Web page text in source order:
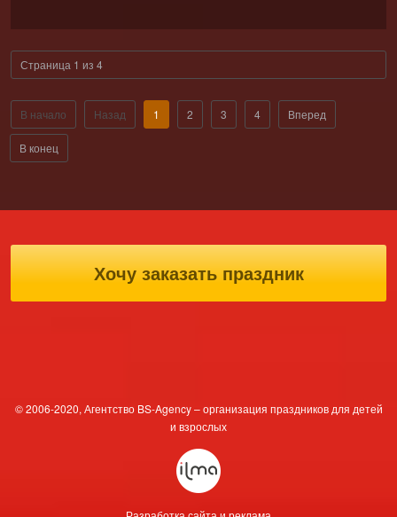
Страница 1 из 4
В начало Назад 1 2 3 4 Вперед
В конец
Хочу заказать праздник
© 2006-2020, Агентство BS-Agency – организация праздников для детей
и взрослых